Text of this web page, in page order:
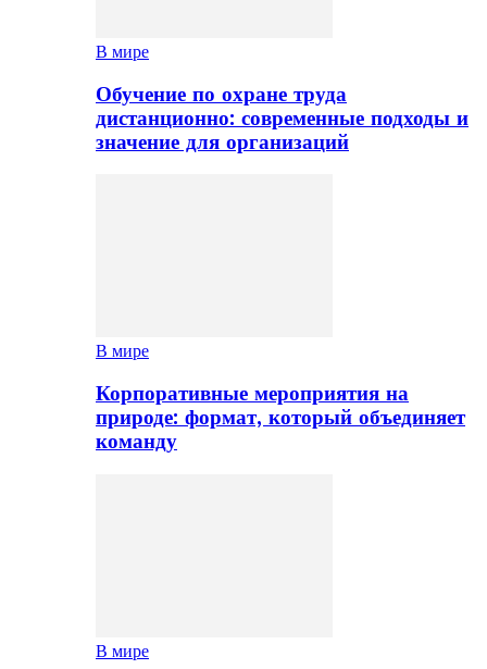
В мире
Обучение по охране труда
дистанционно: современные подходы и
значение для организаций
В мире
Корпоративные мероприятия на
природе: формат, который объединяет
команду
В мире